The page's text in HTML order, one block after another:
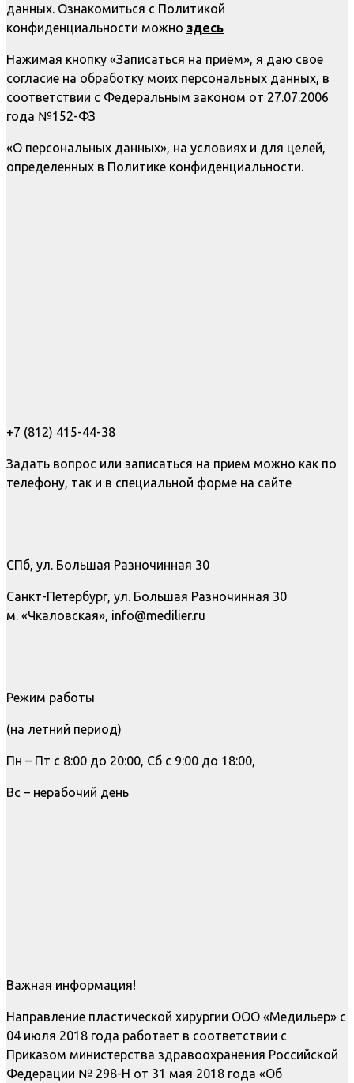
данных. Ознакомиться с Политикой
конфиденциальности можно здесь
Нажимая кнопку «Записаться на приём», я даю свое
согласие на обработку моих персональных данных, в
соответствии с Федеральным законом от 27.07.2006
года №152-ФЗ
«О персональных данных», на условиях и для целей,
определенных в Политике конфиденциальности.
+7 (812) 415-44-38
Задать вопрос или записаться на прием можно как по
телефону, так и в специальной форме на сайте
СПб, ул. Большая Разночинная 30
Санкт-Петербург, ул. Большая Разночинная 30
м. «Чкаловская», info@medilier.ru
Режим работы
(на летний период)
Пн – Пт с 8:00 до 20:00, Сб с 9:00 до 18:00,
Вс – нерабочий день
Важная информация!
Направление пластической хирургии ООО «Медильер» с
04 июля 2018 года работает в соответствии с
Приказом министерства здравоохранения Российской
Федерации № 298-Н от 31 мая 2018 года «Об